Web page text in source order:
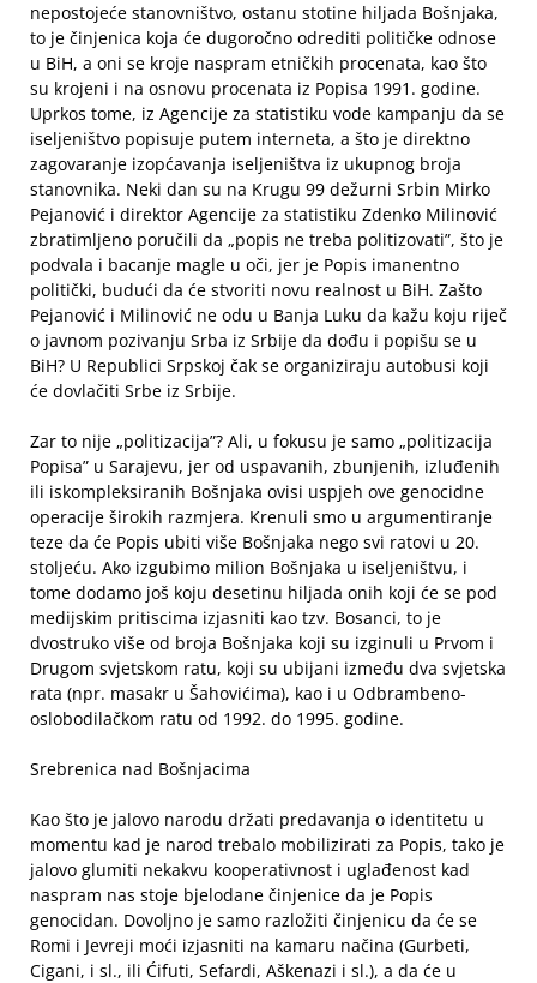
nepostojeće stanovništvo, ostanu stotine hiljada Bošnjaka,
to je činjenica koja će dugoročno odrediti političke odnose
u BiH, a oni se kroje naspram etničkih procenata, kao što
su krojeni i na osnovu procenata iz Popisa 1991. godine.
Uprkos tome, iz Agencije za statistiku vode kampanju da se
iseljeništvo popisuje putem interneta, a što je direktno
zagovaranje izopćavanja iseljeništva iz ukupnog broja
stanovnika. Neki dan su na Krugu 99 dežurni Srbin Mirko
Pejanović i direktor Agencije za statistiku Zdenko Milinović
zbratimljeno poručili da „popis ne treba politizovati”, što je
podvala i bacanje magle u oči, jer je Popis imanentno
politički, budući da će stvoriti novu realnost u BiH. Zašto
Pejanović i Milinović ne odu u Banja Luku da kažu koju riječ
o javnom pozivanju Srba iz Srbije da dođu i popišu se u
BiH? U Republici Srpskoj čak se organiziraju autobusi koji
će dovlačiti Srbe iz Srbije.
Zar to nije „politizacija”? Ali, u fokusu je samo „politizacija
Popisa” u Sarajevu, jer od uspavanih, zbunjenih, izluđenih
ili iskompleksiranih Bošnjaka ovisi uspjeh ove genocidne
operacije širokih razmjera. Krenuli smo u argumentiranje
teze da će Popis ubiti više Bošnjaka nego svi ratovi u 20.
stoljeću. Ako izgubimo milion Bošnjaka u iseljeništvu, i
tome dodamo još koju desetinu hiljada onih koji će se pod
medijskim pritiscima izjasniti kao tzv. Bosanci, to je
dvostruko više od broja Bošnjaka koji su izginuli u Prvom i
Drugom svjetskom ratu, koji su ubijani između dva svjetska
rata (npr. masakr u Šahovićima), kao i u Odbrambeno-
oslobodilačkom ratu od 1992. do 1995. godine.
Srebrenica nad Bošnjacima
Kao što je jalovo narodu držati predavanja o identitetu u
momentu kad je narod trebalo mobilizirati za Popis, tako je
jalovo glumiti nekakvu kooperativnost i uglađenost kad
naspram nas stoje bjelodane činjenice da je Popis
genocidan. Dovoljno je samo razložiti činjenicu da će se
Romi i Jevreji moći izjasniti na kamaru načina (Gurbeti,
Cigani, i sl., ili Ćifuti, Sefardi, Aškenazi i sl.), a da će u